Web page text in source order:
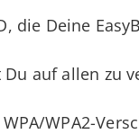
die Deine
auf allen zu
WPA2-